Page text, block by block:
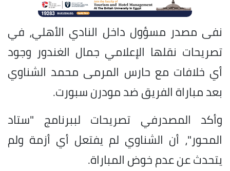
نفى مصدر مسؤول داخل النادي الأهلي، في
تصريحات نقلها الإعلامي جمال الغندور وجود
أي خلافات مع حارس المرمى محمد الشناوي
بعد مباراة الفريق ضد مودرن سبورت.
وأكد المصدرفي تصريحات لببرنامج "ستاد
المحور"، أن الشناوي لم يفتعل أي أزمة ولم
يتحدث عن عدم خوض المباراة.